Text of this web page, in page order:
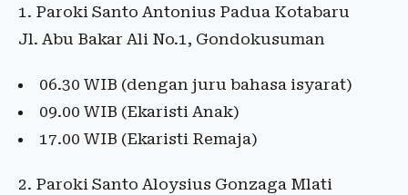
1. Paroki Santo Antonius Padua Kotabaru
Jl. Abu Bakar Ali No.1, Gondokusuman
06.30 WIB (dengan juru bahasa isyarat)
09.00 WIB (Ekaristi Anak)
17.00 WIB (Ekaristi Remaja)
2. Paroki Santo Aloysius Gonzaga Mlati